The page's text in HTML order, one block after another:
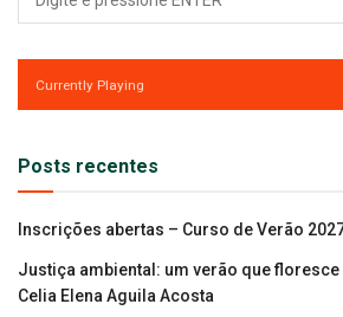
Currently Playing
Posts recentes
Inscrições abertas – Curso de Verão
Justiça ambiental: um verão que
Celia Elena Aguila Acosta